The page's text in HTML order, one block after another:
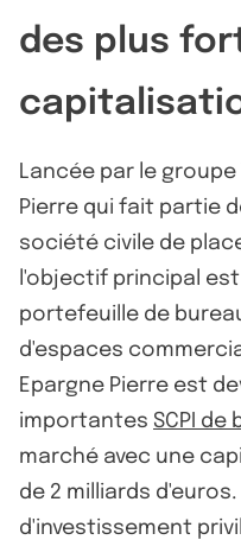
des plus
Lancée par le groupe
Pierre qui fait partie
société civile de
l'objectif principal
portefeuille de
d'espaces
Epargne Pierre est
importantes SCPI de
marché avec une
de 2 milliards
d'investissement